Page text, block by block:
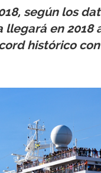
según los
en 2018
histórico